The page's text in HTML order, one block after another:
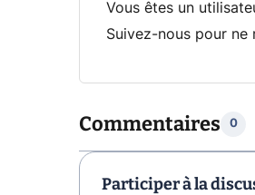
Vous êtes un
Suivez-nous pour
Commentaires 0
Participer à la